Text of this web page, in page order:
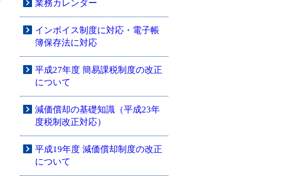
業務カレンダー
インボイス制度に対応・電子帳
簿保存法に対応
平成27年度 簡易課税制度の改正
について
減価償却の基礎知識（平成23年
度税制改正対応）
平成19年度 減価償却制度の改正
について